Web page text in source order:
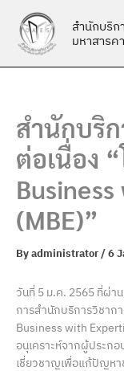
content
สำนักบริก
มหาสารค
สำนักบริ
ต่อเนื่อง
(MBE)”
Byadministrator/6
วันที่ 5 ม.ค. 2565 ที่ผ่า
การสำนักบริการวิชาก
Business with
อนุเคราะห์จากผู้ประก
เชี่ยวชาญเพื่อแก้ปัญห